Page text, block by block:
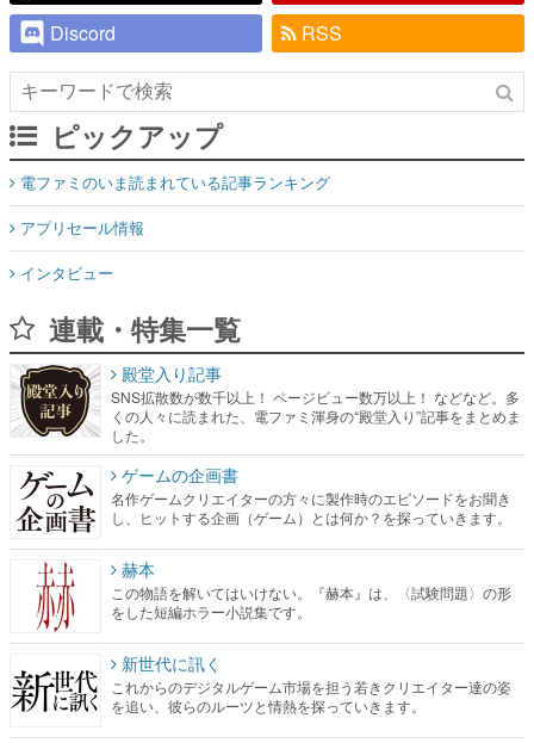
Discord
RSS
ピックアップ
電ファミのいま読まれている記事ランキング
アプリセール情報
インタビュー
連載・特集一覧
殿堂入り記事
SNS拡散数が数千以上！ ページビュー数万以上！ などなど。多
くの人々に読まれた、電ファミ渾身の“殿堂入り”記事をまとめま
した。
ゲームの企画書
名作ゲームクリエイターの方々に製作時のエピソードをお聞き
し、ヒットする企画（ゲーム）とは何か？を探っていきます。
赫本
この物語を解いてはいけない。『赫本』は、〈試験問題〉の形
をした短編ホラー小説集です。
新世代に訊く
これからのデジタルゲーム市場を担う若きクリエイター達の姿
を追い、彼らのルーツと情熱を探っていきます。